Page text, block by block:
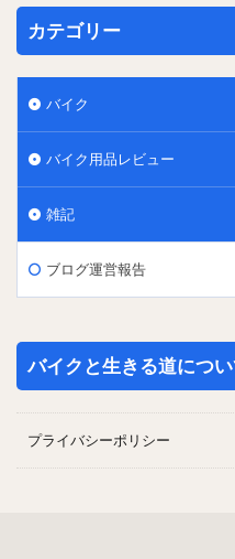
カテゴリー
バイク
バイク用品レビュー
雑記
ブログ運営報告
バイクと生きる道につ
プライバシーポリシー